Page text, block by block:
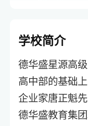
学校简介
德华盛星源高
高中部的基础
企业家唐正魁
德华盛教育集